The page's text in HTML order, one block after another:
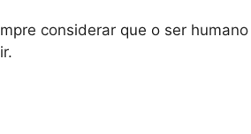
considerar que o ser